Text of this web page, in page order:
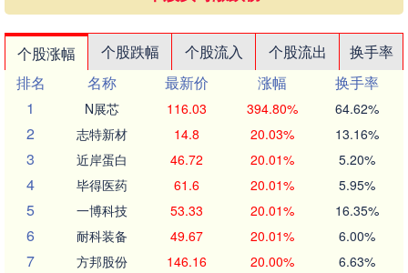
个股涨幅 个股跌幅 个股流入 个股流出
换手率
排名
名称 最新价 涨幅
换手率
1
N展芯 116.03 394.80% 64.62%
2 志特新材 14.8 20.03% 13.16%
3 近岸蛋白 46.72 20.01% 5.20%
4 毕得医药 61.6 20.01% 5.95%
5 一博科技 53.33 20.01% 16.35%
6 耐科装备 49.67 20.01% 6.00%
7 方邦股份 146.16 20.00% 6.63%